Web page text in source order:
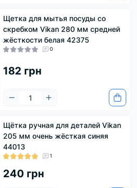
Щетка для мытья посуды со
скребком Vikan 280 мм средней
жёсткости белая 42375
0
182 грн
Щётка ручная для деталей Vikan
205 мм очень жёсткая синяя
44013
1
240 грн